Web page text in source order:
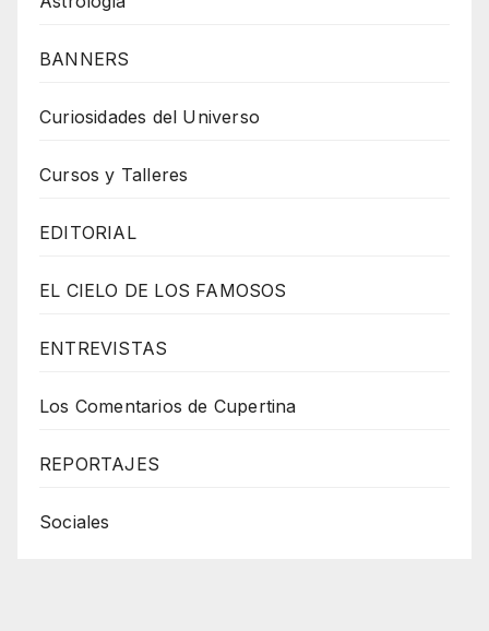
BANNERS
Curiosidades del Universo
Cursos y Talleres
EDITORIAL
EL CIELO DE LOS FAMOSOS
ENTREVISTAS
Los Comentarios de Cupertina
REPORTAJES
Sociales